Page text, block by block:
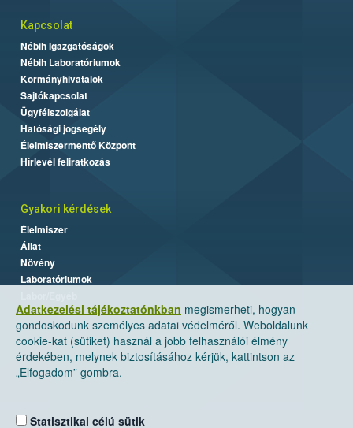
Adatkezelési tájékoztatónkban megismerheti, hogyan
gondoskodunk személyes adatai védelméről. Weboldalunk
cookie-kat (sütiket) használ a jobb felhasználói élmény
érdekében, melynek biztosításához kérjük, kattintson az
„Elfogadom” gombra.
Statisztikai célú sütik
Kapcsolat
Nébih Igazgatóságok
Nébih Laboratóriumok
Kormányhivatalok
Sajtókapcsolat
Ügyfélszolgálat
Hatósági jogsegély
Élelmiszermentő Központ
Hírlevél feliratkozás
Gyakori kérdések
Élelmiszer
Állat
Növény
Laboratóriumok